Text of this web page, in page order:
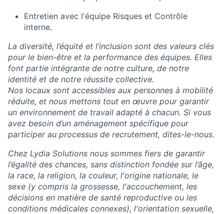
Entretien avec l'équipe Risques et Contrôle
interne.
La diversité, l’équité et l’inclusion sont des valeurs clés
pour le bien-être et la performance des équipes. Elles
font partie intégrante de notre culture, de notre
identité et de notre réussite collective.
Nos locaux sont accessibles aux personnes à mobilité
réduite, et nous mettons tout en œuvre pour garantir
un environnement de travail adapté à chacun. Si vous
avez besoin d’un aménagement spécifique pour
participer au processus de recrutement, dites-le-nous.
Chez Lydia Solutions nous sommes fiers de garantir
l’égalité des chances, sans distinction fondée sur l’âge,
la race, la religion, la couleur, l'origine nationale, le
sexe (y compris la grossesse, l'accouchement, les
décisions en matière de santé reproductive ou les
conditions médicales connexes), l'orientation sexuelle,